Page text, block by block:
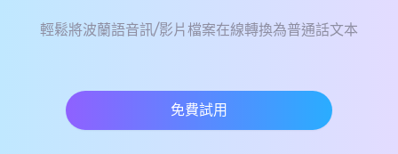
輕鬆將波蘭語音訊/影片檔案在線轉換為普通話文本
免費試用